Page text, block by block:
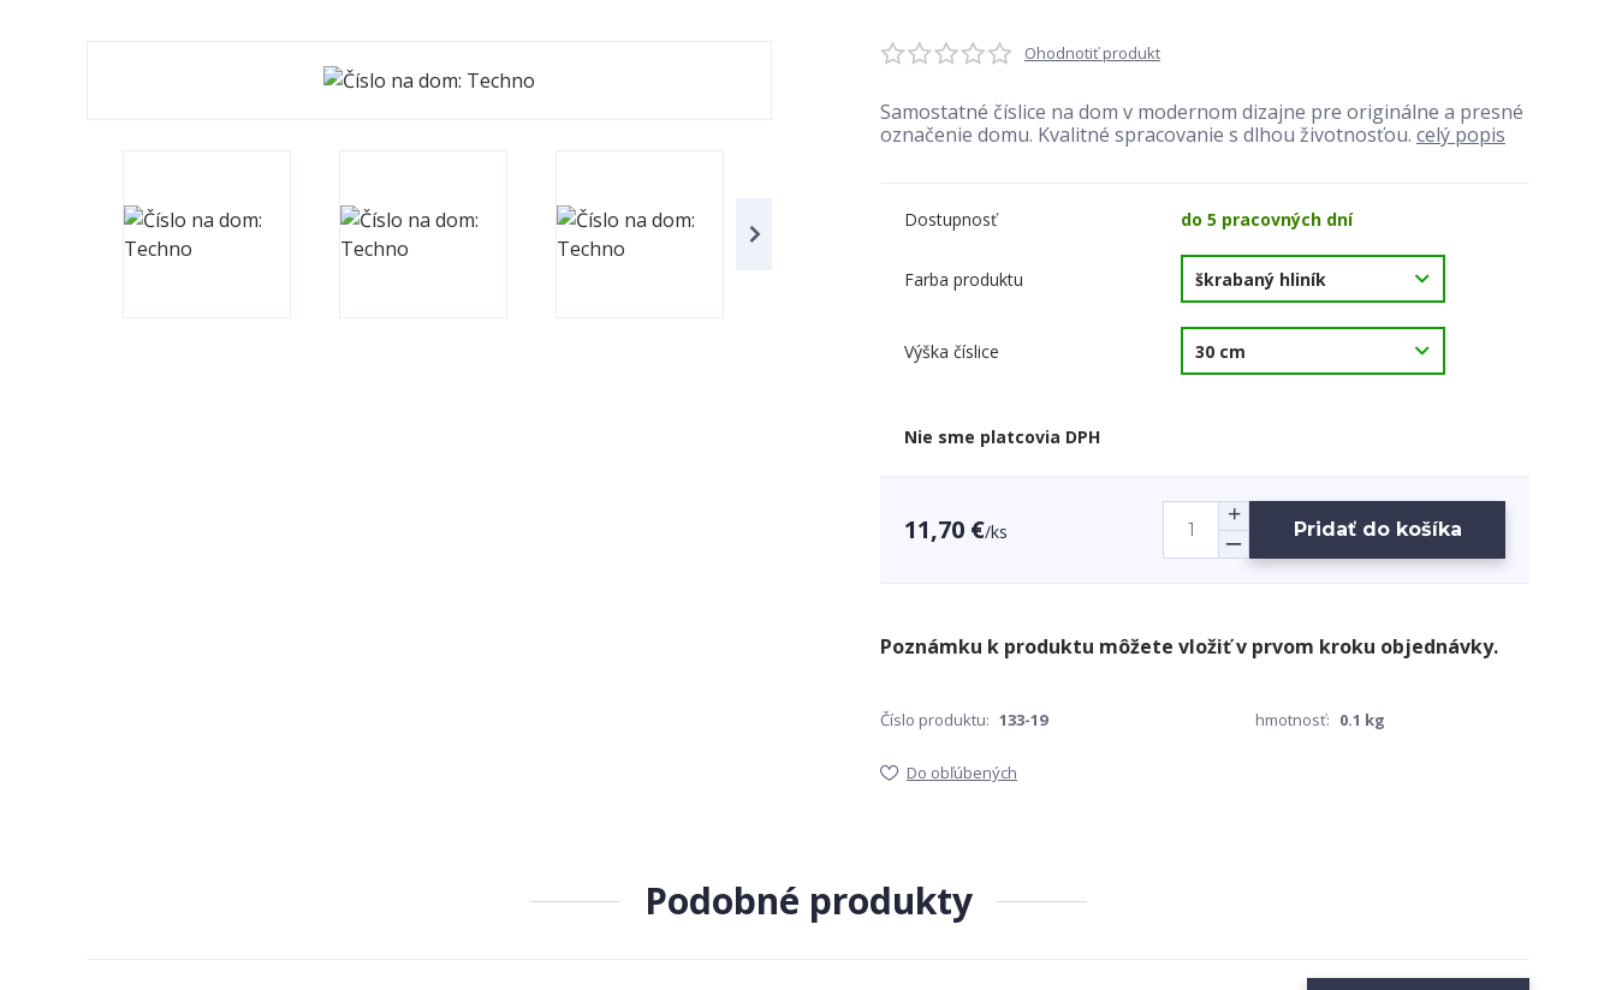
Ohodnotiť produkt
Samostatné číslice na dom v modernom dizajne pre originálne a presné
označenie domu. Kvalitné spracovanie s dlhou životnosťou. celý popis
Dostupnosť do 5 pracovných dní
Farba produktu
Výška číslice
Nie sme platcovia DPH
11,70 €/ks Pridať do košíka
Číslo produktu: 133-19 hmotnosť: 0.1 kg
Do obľúbených
Podobné produkty